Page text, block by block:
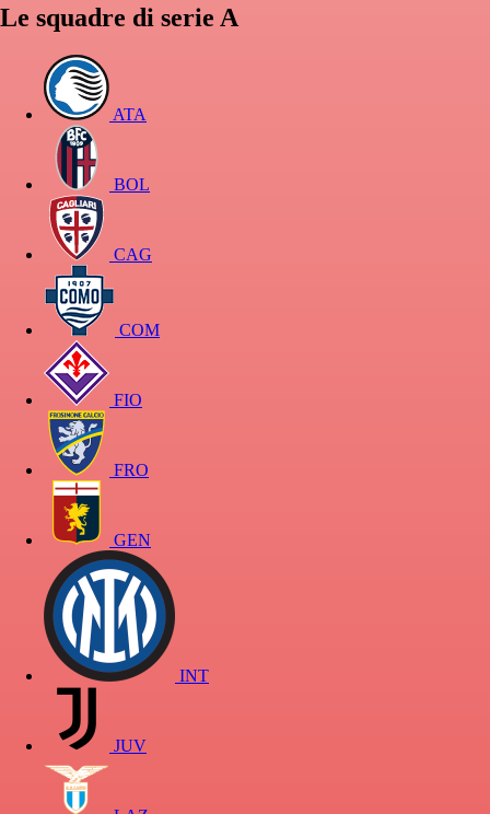
Le squadre di serie A
ATA
BOL
CAG
COM
FIO
FRO
GEN
INT
JUV